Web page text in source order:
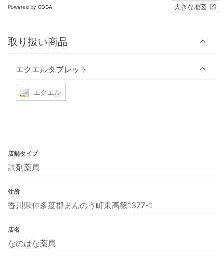
Powered by GOGA 大きな地図
取り扱い商品
エクエルタブレット
エクエル
店舗タイプ
調剤薬局
住所
香川県仲多度郡まんのう町東高篠1377-1
店名
なのはな薬局